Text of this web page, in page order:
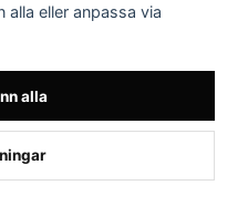
eller anpassa via
alla